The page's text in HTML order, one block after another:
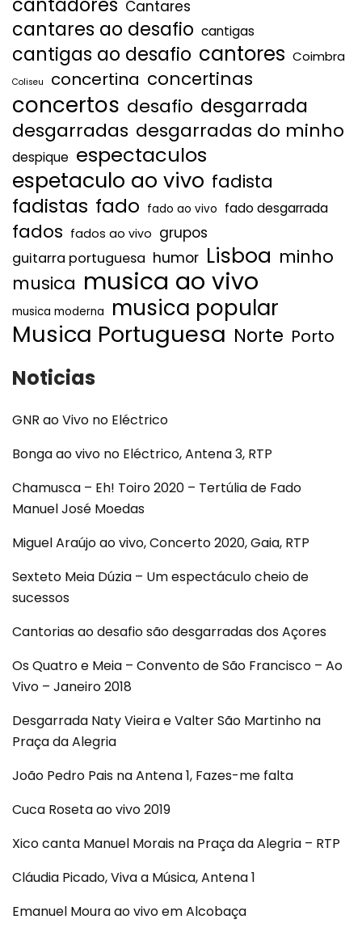
Cantares
cantares ao desafio cantigas
cantigas ao desafio cantores Coimbra
Coliseu concertina concertinas
concertos desafio desgarrada
desgarradas desgarradas do minho
despique espectaculos
espetaculo ao vivo fadista
fadistas fado fado ao vivo fado desgarrada
fados fados ao vivo grupos
guitarra portuguesa humor Lisboa minho
musica musica ao vivo
musica moderna musica popular
Musica Portuguesa Norte Porto
Noticias
GNR ao Vivo no Eléctrico
Bonga ao vivo no Eléctrico, Antena 3, RTP
Chamusca – Eh! Toiro 2020 – Tertúlia de Fado
Manuel José Moedas
Miguel Araújo ao vivo, Concerto 2020, Gaia, RTP
Sexteto Meia Dúzia – Um espectáculo cheio de
sucessos
Cantorias ao desafio são desgarradas dos Açores
Os Quatro e Meia – Convento de São Francisco – Ao
Vivo – Janeiro 2018
Desgarrada Naty Vieira e Valter São Martinho na
Praça da Alegria
João Pedro Pais na Antena 1, Fazes-me falta
Cuca Roseta ao vivo 2019
Xico canta Manuel Morais na Praça da Alegria – RTP
Cláudia Picado, Viva a Música, Antena 1
Emanuel Moura ao vivo em Alcobaça